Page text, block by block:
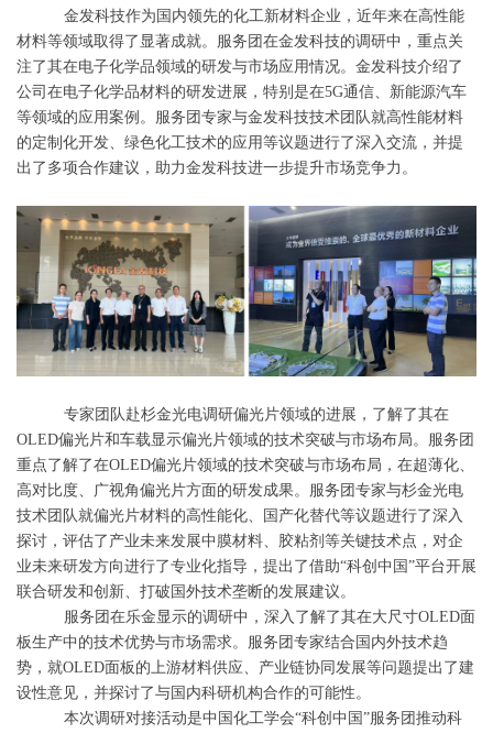
金发科技作为国内领先的化工新材料企业，近年来在高性能
材料等领域取得了显著成就。服务团在金发科技的调研中，重点关
注了其在电子化学品领域的研发与市场应用情况。金发科技介绍了
公司在电子化学品材料的研发进展，特别是在5G通信、新能源汽车
等领域的应用案例。服务团专家与金发科技技术团队就高性能材料
的定制化开发、绿色化工技术的应用等议题进行了深入交流，并提
出了多项合作建议，助力金发科技进一步提升市场竞争力。
专家团队赴杉金光电调研偏光片领域的进展，了解了其在
OLED偏光片和车载显示偏光片领域的技术突破与市场布局。服务团
重点了解了在OLED偏光片领域的技术突破与市场布局，在超薄化、
高对比度、广视角偏光片方面的研发成果。服务团专家与杉金光电
技术团队就偏光片材料的高性能化、国产化替代等议题进行了深入
探讨，评估了产业未来发展中膜材料、胶粘剂等关键技术点，对企
业未来研发方向进行了专业化指导，提出了借助“科创中国”平台开展
联合研发和创新、打破国外技术垄断的发展建议。
服务团在乐金显示的调研中，深入了解了其在大尺寸OLED面
板生产中的技术优势与市场需求。服务团专家结合国内外技术趋
势，就OLED面板的上游材料供应、产业链协同发展等问题提出了建
设性意见，并探讨了与国内科研机构合作的可能性。
本次调研对接活动是中国化工学会“科创中国”服务团推动科